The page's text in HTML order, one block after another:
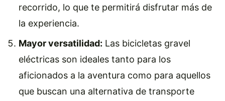
recorrido, lo que te permitirá disfrutar más de
la experiencia.
Mayor versatilidad: Las bicicletas gravel
eléctricas son ideales tanto para los
aficionados a la aventura como para aquellos
que buscan una alternativa de transporte